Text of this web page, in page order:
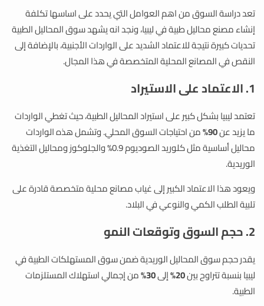
تعد دراسة السوق من اهم العوامل التي يحدد على اساسها تكلفة
إنشاء مصنع محاليل طبية في ليبيا، ونجد انه يشهد سوق المحاليل الطبية
تحديات كبيرة نتيجة للاعتماد الشديد على الواردات الأجنبية، بالإضافة إلى
النقص في المصانع المحلية المتخصصة في هذا المجال.
1. الاعتماد على الاستيراد
تعتمد ليبيا بشكل كبير على استيراد المحاليل الطبية، حيث تغطي الواردات
ما يزيد عن90% من احتياجات السوق المحلي. وتشمل هذه الواردات
محاليل أساسية مثل كلوريد الصوديوم 0.9% والجلوكوز ومحاليل التغذية
الوريدية.
ويعود هذا الاعتماد الكبير إلى غياب مصانع محلية متخصصة قادرة على
تلبية الطلب الكمي والنوعي في البلاد.
2. حجم السوق وتوقعات النمو
يقدر حجم سوق المحاليل الوريدية ضمن سوق المستهلكات الطبية في
ليبيا بنسبة تتراوح بين20% إلى30% من إجمالي استهلاك المستلزمات
الطبية.